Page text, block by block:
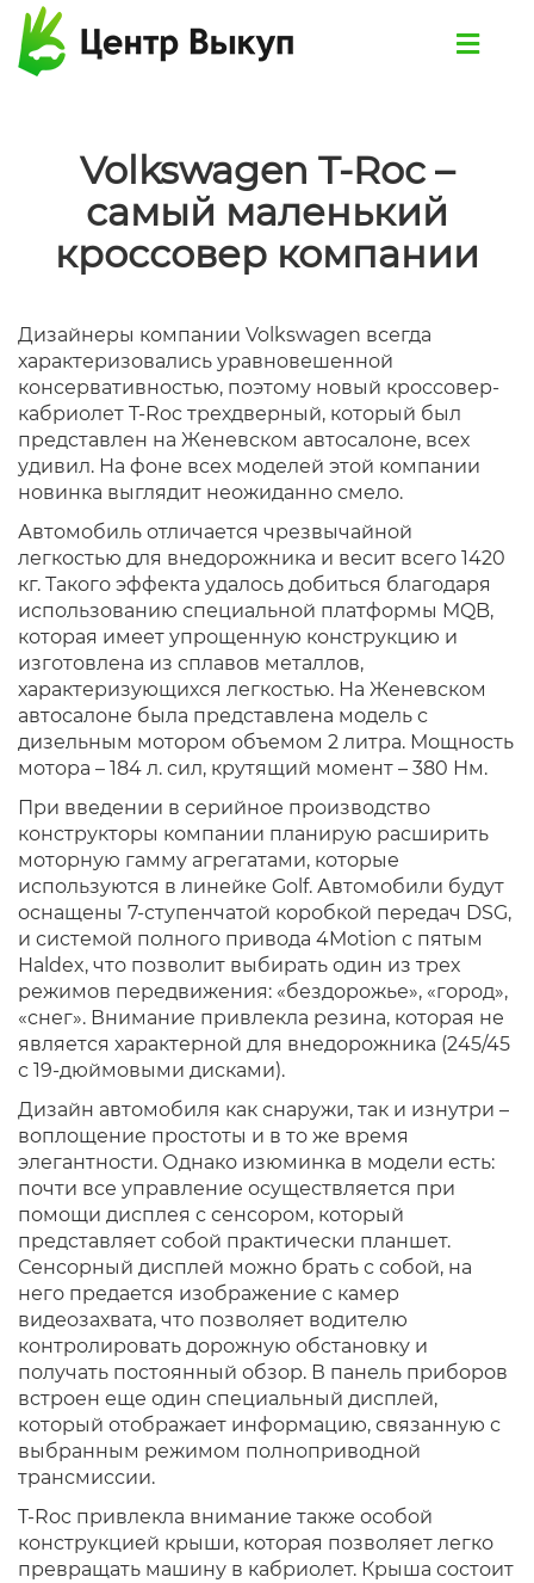
Volkswagen T-Roc –
самый маленький
кроссовер компании
Дизайнеры компании Volkswagen всегда
характеризовались уравновешенной
консервативностью, поэтому новый кроссовер-
кабриолет T-Roc трехдверный, который был
представлен на Женевском автосалоне, всех
удивил. На фоне всех моделей этой компании
новинка выглядит неожиданно смело.
Автомобиль отличается чрезвычайной
легкостью для внедорожника и весит всего 1420
кг. Такого эффекта удалось добиться благодаря
использованию специальной платформы MQB,
которая имеет упрощенную конструкцию и
изготовлена из сплавов металлов,
характеризующихся легкостью. На Женевском
автосалоне была представлена модель с
дизельным мотором объемом 2 литра. Мощность
мотора – 184 л. сил, крутящий момент – 380 Нм.
При введении в серийное производство
конструкторы компании планирую расширить
моторную гамму агрегатами, которые
используются в линейке Golf. Автомобили будут
оснащены 7-ступенчатой коробкой передач DSG,
и системой полного привода 4Motion с пятым
Haldex, что позволит выбирать один из трех
режимов передвижения: «бездорожье», «город»,
«снег». Внимание привлекла резина, которая не
является характерной для внедорожника (245/45
с 19-дюймовыми дисками).
Дизайн автомобиля как снаружи, так и изнутри –
воплощение простоты и в то же время
элегантности. Однако изюминка в модели есть:
почти все управление осуществляется при
помощи дисплея с сенсором, который
представляет собой практически планшет.
Сенсорный дисплей можно брать с собой, на
него предается изображение с камер
видеозахвата, что позволяет водителю
контролировать дорожную обстановку и
получать постоянный обзор. В панель приборов
встроен еще один специальный дисплей,
который отображает информацию, связанную с
выбранным режимом полноприводной
трансмиссии.
T-Roc привлекла внимание также особой
конструкцией крыши, которая позволяет легко
превращать машину в кабриолет. Крыша состоит